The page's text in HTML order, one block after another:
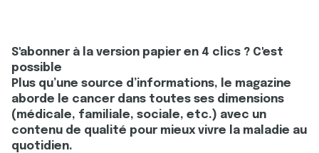
S'abonner à la version papier en 4 clics ? C'est
possible
Plus qu’une source d’informations, le magazine
aborde le cancer dans toutes ses dimensions
(médicale, familiale, sociale, etc.) avec un
contenu de qualité pour mieux vivre la maladie au
quotidien.